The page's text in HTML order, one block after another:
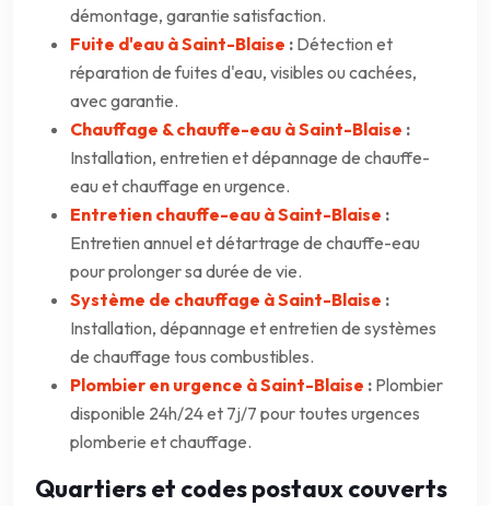
démontage, garantie satisfaction.
Fuite d'eau à Saint-Blaise : Détection et
réparation de fuites d'eau, visibles ou cachées,
avec garantie.
Chauffage & chauffe-eau à Saint-Blaise :
Installation, entretien et dépannage de chauffe-
eau et chauffage en urgence.
Entretien chauffe-eau à Saint-Blaise :
Entretien annuel et détartrage de chauffe-eau
pour prolonger sa durée de vie.
Système de chauffage à Saint-Blaise :
Installation, dépannage et entretien de systèmes
de chauffage tous combustibles.
Plombier en urgence à Saint-Blaise : Plombier
disponible 24h/24 et 7j/7 pour toutes urgences
plomberie et chauffage.
Quartiers et codes postaux couverts